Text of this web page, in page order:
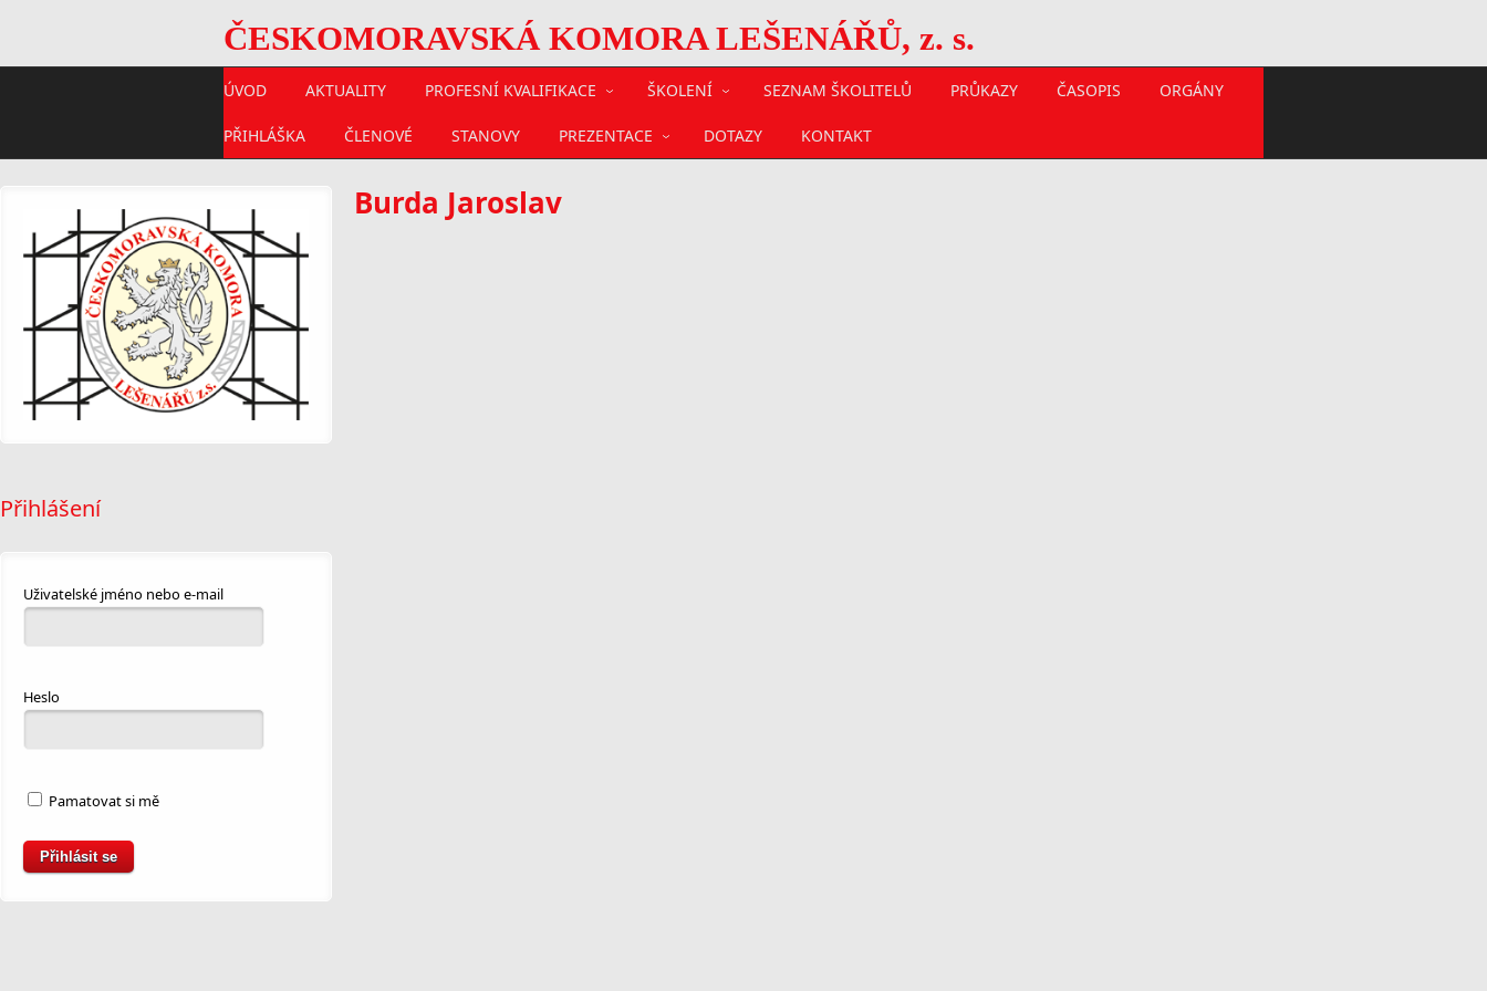
ČESKOMORAVSKÁ KOMORA LEŠENÁŘŮ, z. s.
ÚVOD AKTUALITY PROFESNÍ KVALIFIKACE ŠKOLENÍ SEZNAM ŠKOLITELŮ PRŮKAZY ČASOPIS ORGÁNY
PŘIHLÁŠKA ČLENOVÉ STANOVY PREZENTACE DOTAZY KONTAKT
Přihlášení
Uživatelské jméno nebo e-mail
Heslo
Pamatovat si mě
Burda Jaroslav